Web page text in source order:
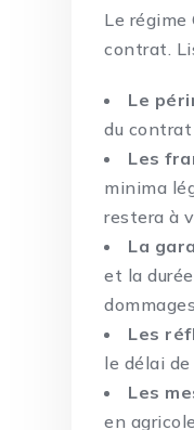
Le
contrat.
Le
du
Les
minima
restera à
La
et la
Les
le délai
Les
en